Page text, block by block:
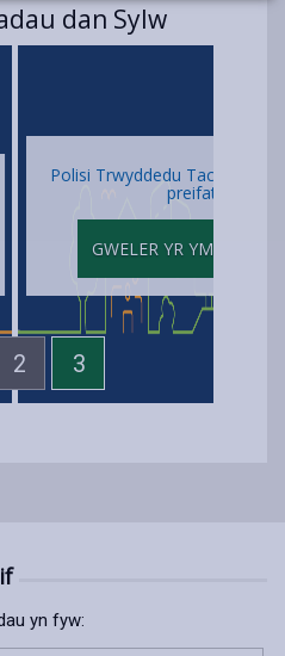
dan Sylw
2 3
a cherbydau hurio
yn fyw: